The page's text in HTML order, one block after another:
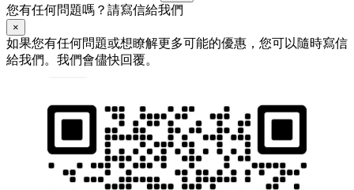
您有任何問題嗎？請寫信給我們
×
如果您有任何問題或想瞭解更多可能的優惠，您可以隨時寫信
給我們。我們會儘快回覆。